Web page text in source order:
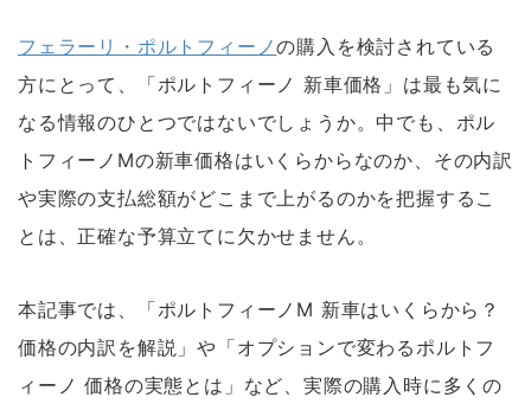
フェラーリ・ポルトフィーノの購入を検討されている
方にとって、「ポルトフィーノ 新車価格」は最も気に
なる情報のひとつではないでしょうか。中でも、ポル
トフィーノMの新車価格はいくらからなのか、その内訳
や実際の支払総額がどこまで上がるのかを把握するこ
とは、正確な予算立てに欠かせません。
本記事では、「ポルトフィーノM 新車はいくらから？
価格の内訳を解説」や「オプションで変わるポルトフ
ィーノ 価格の実態とは」など、実際の購入時に多くの